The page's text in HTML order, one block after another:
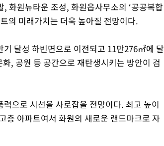
Mute
화원뉴타운 조성, 화원읍사무소의 ‘공공복합
의 미래가치는 더욱 높아질 전망이다.
달성 하빈면으로 이전되고 11만276㎡에 달
, 공원 등 공간으로 재탄생시키는 방안이 검
으로 시선을 사로잡을 전망이다. 최고 높이
층 아파트여서 화원의 새로운 랜드마크로 자